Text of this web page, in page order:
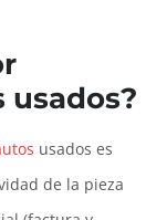
usados?
usados es
de la pieza